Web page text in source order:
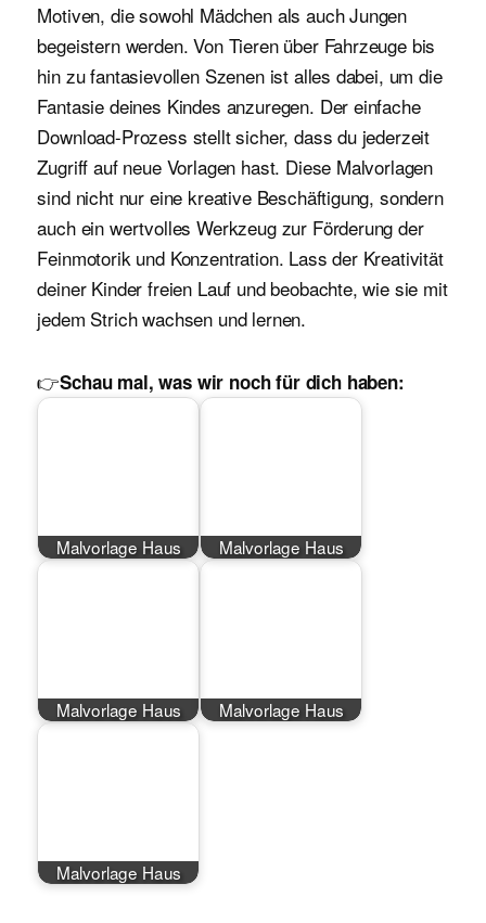
Motiven, die sowohl Mädchen als auch Jungen
begeistern werden. Von Tieren über Fahrzeuge bis
hin zu fantasievollen Szenen ist alles dabei, um die
Fantasie deines Kindes anzuregen. Der einfache
Download-Prozess stellt sicher, dass du jederzeit
Zugriff auf neue Vorlagen hast. Diese Malvorlagen
sind nicht nur eine kreative Beschäftigung, sondern
auch ein wertvolles Werkzeug zur Förderung der
Feinmotorik und Konzentration. Lass der Kreativität
deiner Kinder freien Lauf und beobachte, wie sie mit
jedem Strich wachsen und lernen.
👉Schau mal, was wir noch für dich haben:
Malvorlage Haus Malvorlage Haus
Malvorlage Haus Malvorlage Haus
Malvorlage Haus